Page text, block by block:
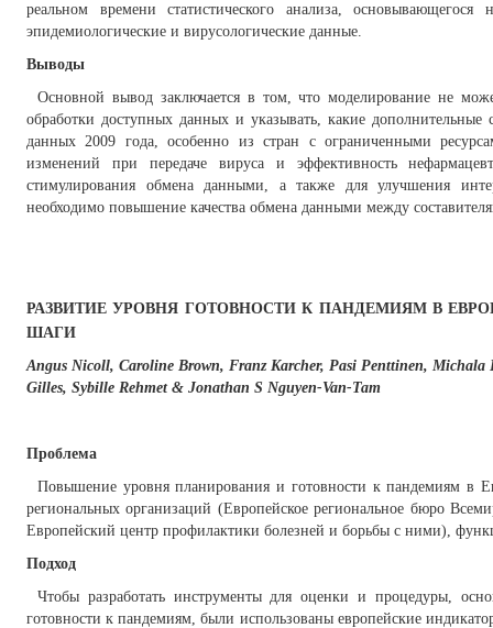
реальном времени статистического анализа,
эпидемиологические и вирусологические данные.
Выводы
Основной вывод заключается в том, что моделирование не
обработки доступных данных и указывать, какие
данных 2009 года, особенно из стран с ограниченными
изменений при передаче вируса и эффективность
стимулирования обмена данными, а также для улучшения
необходимо повышение качества обмена данными между
РАЗВИТИЕ УРОВНЯ ГОТОВНОСТИ К ПАНДЕМИЯМ В
ШАГИ
Angus Nicoll, Caroline Brown, Franz Karcher, Pasi Penttinen,
Gilles, Sybille Rehmet & Jonathan S Nguyen-Van-Tam
Проблема
Повышение уровня планирования и готовности к пандемиям в
региональных организаций (Европейское региональное бюро
Европейский центр профилактики болезней и борьбы с ними),
Подход
Чтобы разработать инструменты для оценки и процедуры,
готовности к пандемиям, были использованы европейские